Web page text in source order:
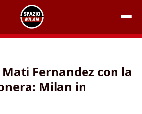
Fernandez con la
Milan in